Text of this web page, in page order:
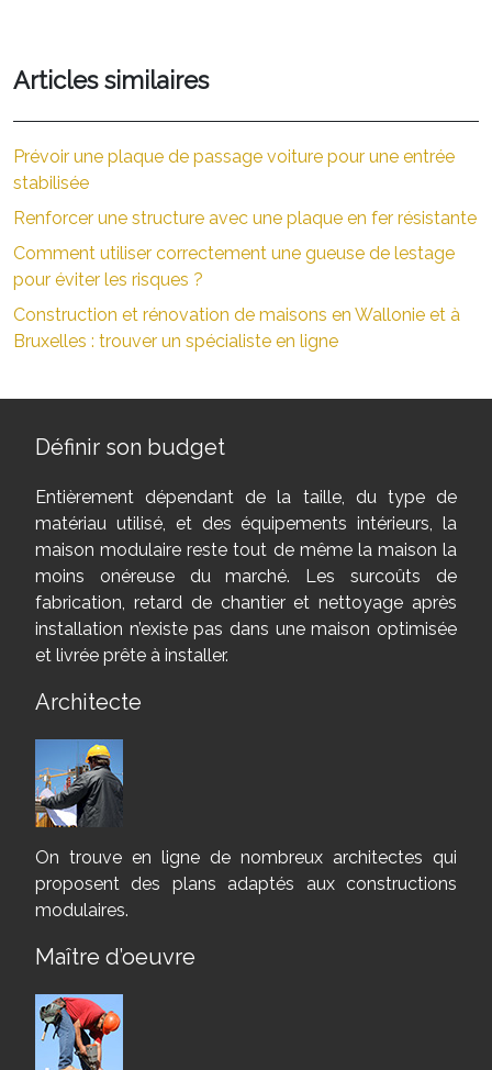
Articles similaires
Prévoir une plaque de passage voiture pour une entrée
stabilisée
Renforcer une structure avec une plaque en fer résistante
Comment utiliser correctement une gueuse de lestage
pour éviter les risques ?
Construction et rénovation de maisons en Wallonie et à
Bruxelles : trouver un spécialiste en ligne
Définir son budget
Entièrement dépendant de la taille, du type de
matériau utilisé, et des équipements intérieurs, la
maison modulaire reste tout de même la maison la
moins onéreuse du marché. Les surcoûts de
fabrication, retard de chantier et nettoyage après
installation n’existe pas dans une maison optimisée
et livrée prête à installer.
Architecte
On trouve en ligne de nombreux architectes qui
proposent des plans adaptés aux constructions
modulaires.
Maître d’oeuvre